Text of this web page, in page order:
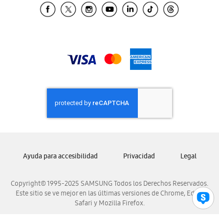
Samsung El Salvador
Samsung Nicaragua
Samsung Panamá
Samsung República Dominicana
Samsung Venezuela
Copyright© 1995-2025 SAMSUNG Todos los Derechos Reservados.
Este sitio se ve mejor en las últimas versiones de Chrome, Edge,
Safari y Mozilla Firefox.
Ayuda para accesibilidad Privacidad Legal